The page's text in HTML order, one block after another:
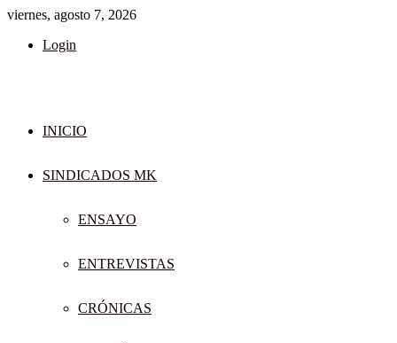
viernes, agosto 7, 2026
Login
INICIO
SINDICADOS MK
ENSAYO
ENTREVISTAS
CRÓNICAS